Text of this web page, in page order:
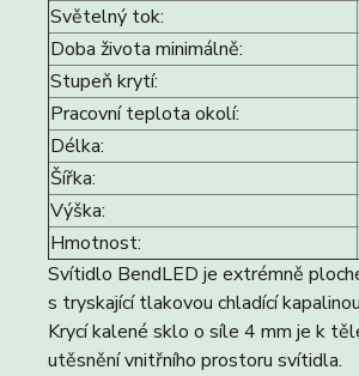
Světelný tok:
Doba života minimálně:
Stupeň krytí:
Pracovní teplota okolí:
Délka:
Šířka:
Výška:
Hmotnost:
Svítidlo BendLED je extrémně
s tryskající tlakovou chladící
Krycí kalené sklo o síle 4 mm je k
utěsnění vnitřního prostoru svítidla.